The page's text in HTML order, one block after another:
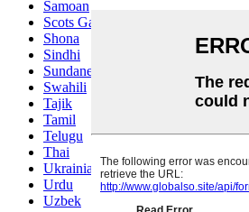
Samoan
Scots Gaelic
Shona
Sindhi
Sundanese
Swahili
Tajik
Tamil
Telugu
Thai
Ukrainian
Urdu
Uzbek